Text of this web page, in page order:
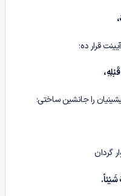
قرار ده؛
را جانشین ساختی؛
گردان